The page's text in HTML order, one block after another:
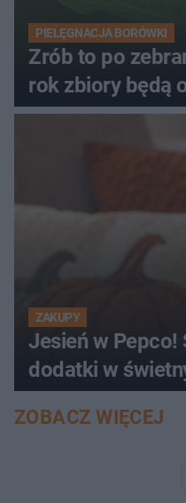
PIELĘGNACJA BORÓWKI
Zrób to po
rok zbiory będą
ZAKUPY
Jesień w
dodatki w
ZOBACZ WIĘCEJ